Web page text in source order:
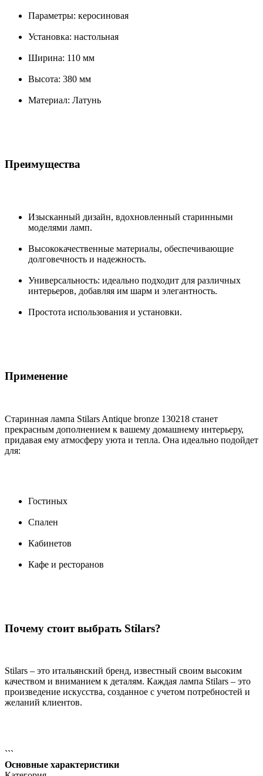
Параметры: керосиновая
Установка: настольная
Ширина: 110 мм
Высота: 380 мм
Материал: Латунь
Преимущества
Изысканный дизайн, вдохновленный старинными
моделями ламп.
Высококачественные материалы, обеспечивающие
долговечность и надежность.
Универсальность: идеально подходит для различных
интерьеров, добавляя им шарм и элегантность.
Простота использования и установки.
Применение
Старинная лампа Stilars Antique bronze 130218 станет
прекрасным дополнением к вашему домашнему интерьеру,
придавая ему атмосферу уюта и тепла. Она идеально подойдет
для:
Гостиных
Спален
Кабинетов
Кафе и ресторанов
Почему стоит выбрать Stilars?
Stilars – это итальянский бренд, известный своим высоким
качеством и вниманием к деталям. Каждая лампа Stilars – это
произведение искусства, созданное с учетом потребностей и
желаний клиентов.
```
Основные характеристики